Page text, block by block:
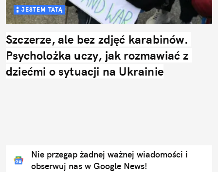
JESTEM TATĄ
Szczerze, ale bez zdjęć karabinów.
Psycholożka uczy, jak rozmawiać z
dziećmi o sytuacji na Ukrainie
Nie przegap żadnej ważnej wiadomości i
obserwuj nas w Google News!